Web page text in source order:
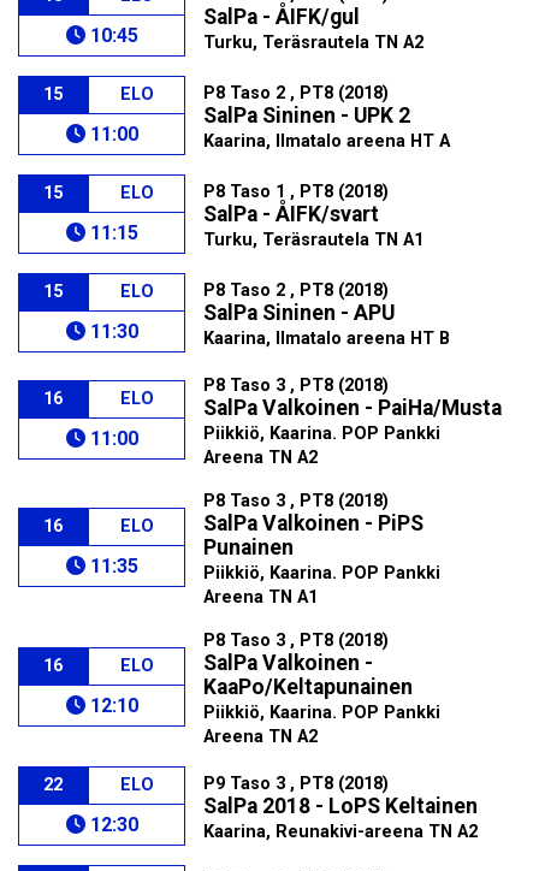
10:45
SalPa - ÅIFK/gul
Turku, Teräsrautela TN A2
15 ELO
11:00
P8 Taso 2 , PT8 (2018)
SalPa Sininen - UPK 2
Kaarina, Ilmatalo areena HT A
15 ELO
11:15
P8 Taso 1 , PT8 (2018)
SalPa - ÅIFK/svart
Turku, Teräsrautela TN A1
15 ELO
11:30
P8 Taso 2 , PT8 (2018)
SalPa Sininen - APU
Kaarina, Ilmatalo areena HT B
16 ELO
11:00
P8 Taso 3 , PT8 (2018)
SalPa Valkoinen - PaiHa/Musta
Piikkiö, Kaarina. POP Pankki
Areena TN A2
16 ELO
11:35
P8 Taso 3 , PT8 (2018)
SalPa Valkoinen - PiPS
Punainen
Piikkiö, Kaarina. POP Pankki
Areena TN A1
16 ELO
12:10
P8 Taso 3 , PT8 (2018)
SalPa Valkoinen -
KaaPo/Keltapunainen
Piikkiö, Kaarina. POP Pankki
Areena TN A2
22 ELO
12:30
P9 Taso 3 , PT8 (2018)
SalPa 2018 - LoPS Keltainen
Kaarina, Reunakivi-areena TN A2